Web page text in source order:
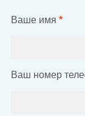
Ваше имя *
Ваш номер